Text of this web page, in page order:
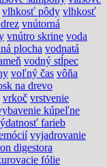
vlhkosť pôdy vlhkosť
vnútorná
vnútro skrine voda
plocha vodnatá
vodný stĺpec
voľný čas vôňa
na drevo
vrkoč vrstvenie
kúpeľne
farieb
vyjadrovanie
digestora
fólie